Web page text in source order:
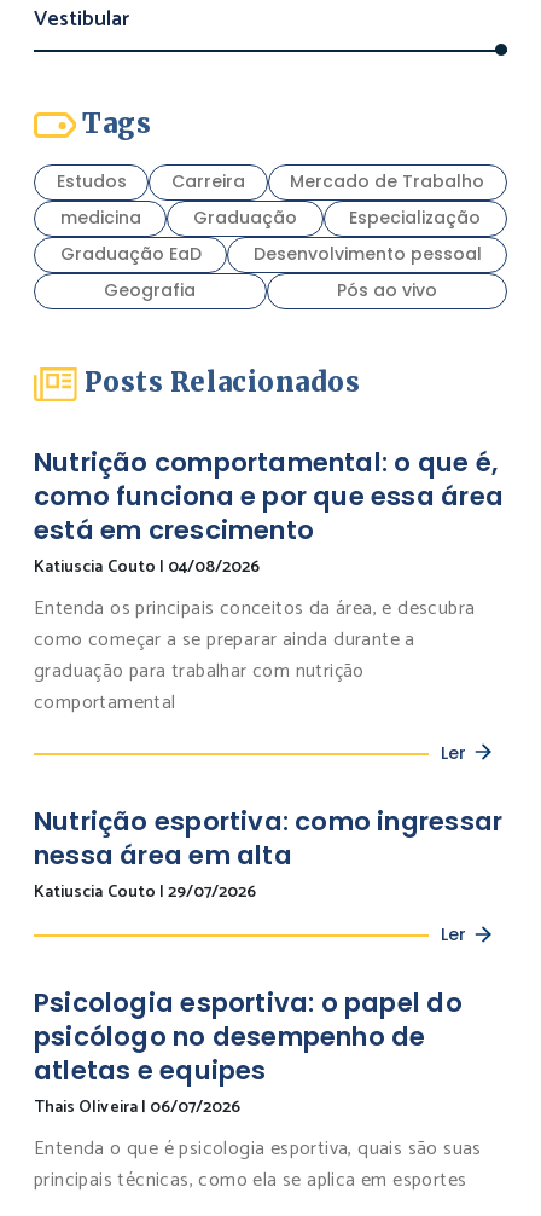
Vestibular
Tags
Estudos Carreira
Mercado de Trabalho
medicina
Graduação
Especialização
Graduação EaD
Desenvolvimento pessoal
Geografia
Pós ao vivo
Posts Relacionados
Nutrição comportamental: o que é,
como funciona e por que essa área
está em crescimento
Katiuscia Couto | 04/08/2026
Entenda os principais conceitos da área, e descubra
como começar a se preparar ainda durante a
graduação para trabalhar com nutrição
comportamental
Ler
Nutrição esportiva: como ingressar
nessa área em alta
Katiuscia Couto |29/07/2026
Ler
Psicologia esportiva: o papel do
psicólogo no desempenho de
atletas e equipes
Thais Oliveira| 06/07/2026
Entenda o que é psicologia esportiva, quais são suas
principais técnicas, como ela se aplica em esportes